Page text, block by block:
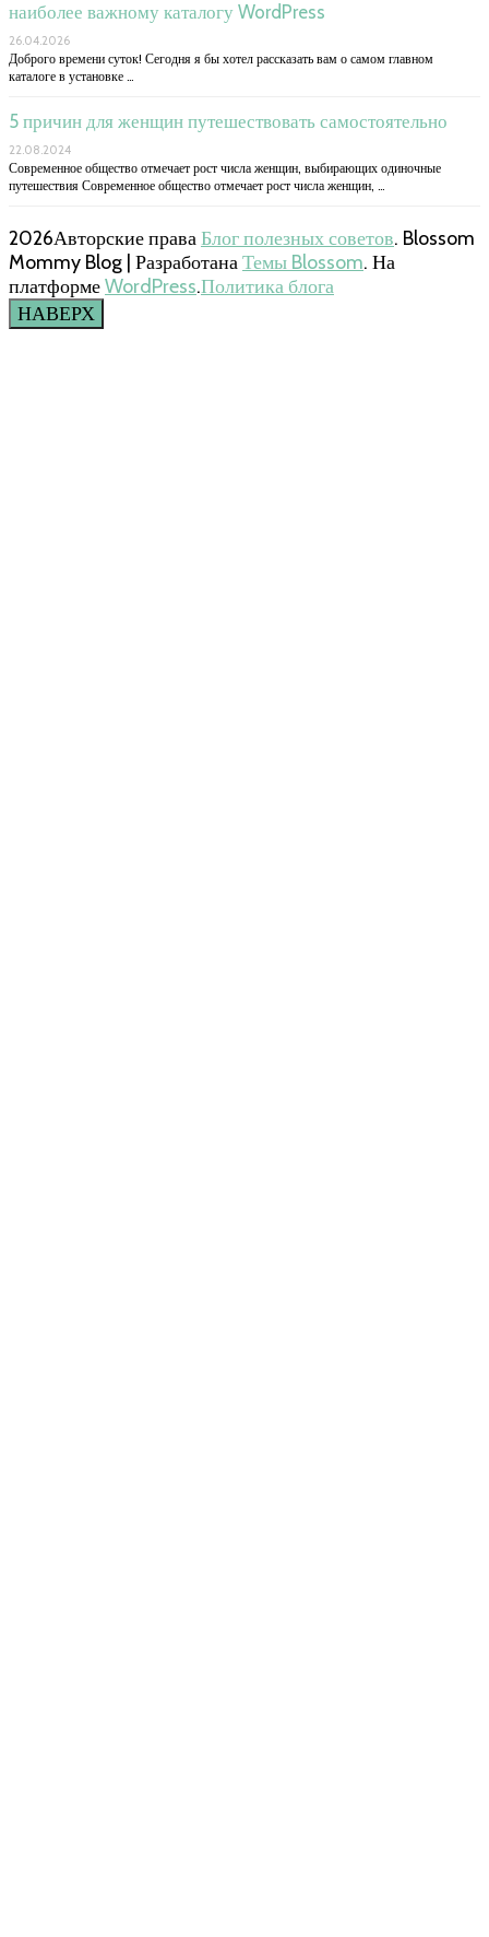
наиболее важному каталогу WordPress
26.04.2026
Доброго времени суток! Сегодня я бы хотел рассказать вам о самом главном
каталоге в установке …
5 причин для женщин путешествовать самостоятельно
22.08.2024
Современное общество отмечает рост числа женщин, выбирающих одиночные
путешествия Современное общество отмечает рост числа женщин, …
2026Авторские праваБлог полезных советов. Blossom
Mommy Blog | РазработанаТемы Blossom. На
платформеWordPress.Политика блога
НАВЕРХ